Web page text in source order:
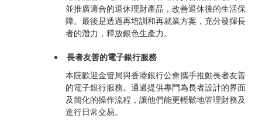
並推廣適合的退休理財產品，改善退休後的生活保
障。最後是透過再培訓和再就業方案，充分發揮長
者的潛力，釋放銀色生產力。
長者友善的電子銀行服務
本院歡迎金管局與香港銀行公會攜手推動長者友善
的電子銀行服務。通過提供專門為長者設計的界面
及簡化的操作流程，讓他們能更輕鬆地管理財務及
進行日常交易。